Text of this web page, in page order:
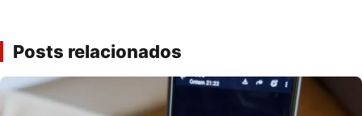
Posts relacionados